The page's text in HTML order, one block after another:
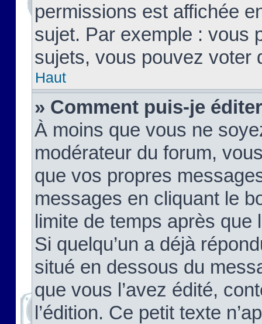
permissions est affichée
sujet. Par exemple : vous
sujets, vous pouvez voter
Haut
» Comment puis-je
À moins que vous ne
modérateur du forum,
que vos propres
messages en cliquant le
limite de temps après que
Si quelqu’un a déjà
situé en dessous du
que vous l’avez édité,
l’édition. Ce petit texte